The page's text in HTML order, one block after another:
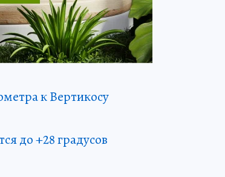
к Вертикосу
до +28 градусов